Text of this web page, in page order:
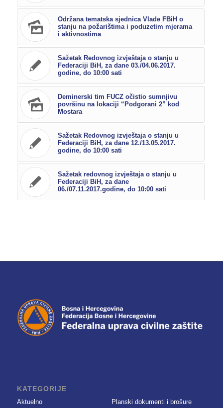
Održana tematska sjednica Vlade FBiH o
stanju na požarištima i poduzetim mjerama
i aktivnostima
Sažetak Redovnog izvještaja o stanju u
Federaciji BiH, za dane 03./04.06.2017.
godine, do 10:00 sati
Deminerski tim FUCZ očistio sumnjivu
površinu na lokaciji “Podgorani 2” kod
Mostara
Sažetak Redovnog izvještaja o stanju u
Federaciji BiH, za dane 12./13.05.2017.
godine, do 10:00 sati
Sažetak redovnog izvještaja o stanju u
Federaciji BiH, za dane
06./07.11.2017.godine, do 10:00 sati
KATEGORIJE
Aktuelno
Planski dokumenti i brošure